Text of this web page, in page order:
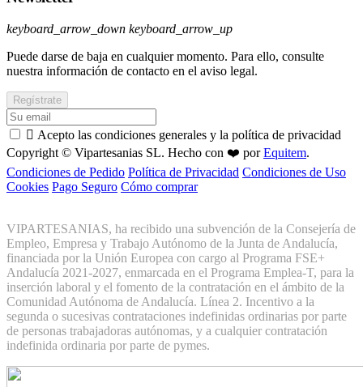
keyboard_arrow_down keyboard_arrow_up
Puede darse de baja en cualquier momento. Para ello, consulte
nuestra información de contacto en el aviso legal.
 Acepto las condiciones generales y la política de privacidad
Copyright © Vipartesanias SL. Hecho con ❤️ porEquitem.
Condiciones de Pedido Política de Privacidad Condiciones de Uso
Cookies Pago Seguro Cómo comprar
VIPARTESANIAS, ha recibido una subvención de la Consejería de
Empleo, Empresa y Trabajo Autónomo de la Junta de Andalucía,
financiada por la Unión Europea con cargo al Programa FSE+
Andalucía 2021-2027, enmarcada en el Programa Emplea-T, para la
inserción laboral y el fomento de la contratación en el ámbito de la
Comunidad Autónoma de Andalucía. Línea 2. Incentivo a la
segunda o sucesivas contrataciones indefinidas ordinarias por parte
de personas trabajadoras autónomas, y a cualquier contratación
indefinida ordinaria por parte de pymes.